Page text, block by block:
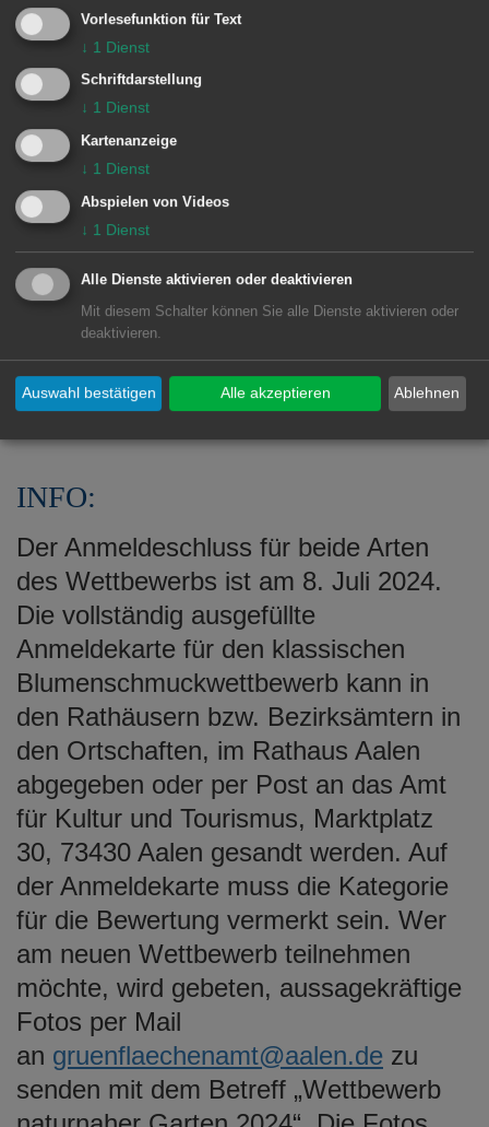
Teilnehmenden, deren Blumenschmuck
oder naturnaher Garten bewertet
werden konnte, erhalten eine Urkunde
sowie einen attraktiven Preis. Bei der
Bewertung des Naturnahen Gartens
werden die drei besten Gärten
prämiert. Die Stadt Aalen freut sich auf
vielfältige Gestaltungsideen und
wünscht allen Hobby-Gärtnern einen
schönen Sommer, viel Freude bei der
Gartenarbeit sowie mit dem blühenden
Blumenschmuck.
INFO:
Der Anmeldeschluss für beide Arten
des Wettbewerbs ist am 8. Juli 2024.
Die vollständig ausgefüllte
Anmeldekarte für den klassischen
Blumenschmuckwettbewerb kann in
den Rathäusern bzw. Bezirksämtern in
den Ortschaften, im Rathaus Aalen
abgegeben oder per Post an das Amt
für Kultur und Tourismus, Marktplatz
30, 73430 Aalen gesandt werden. Auf
der Anmeldekarte muss die Kategorie
für die Bewertung vermerkt sein. Wer
am neuen Wettbewerb teilnehmen
möchte, wird gebeten, aussagekräftige
Fotos per Mail
an gruenflaechenamt@aalen.de zu
senden mit dem Betreff „Wettbewerb
Vorlesefunktion für Text
↓ 1 Dienst
Schriftdarstellung
↓ 1 Dienst
Kartenanzeige
↓ 1 Dienst
Abspielen von Videos
↓ 1 Dienst
Alle Dienste aktivieren oder deaktivieren
Mit diesem Schalter können Sie alle Dienste aktivieren oder
deaktivieren.
Ablehnen
Auswahl bestätigen Alle akzeptieren